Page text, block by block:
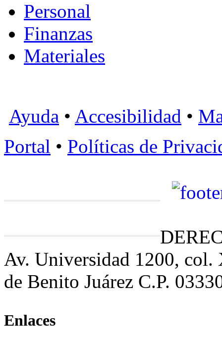
Personal
Finanzas
Materiales
Ayuda • Accesibilidad •
Portal • Políticas de
Av. Universidad 1200,
de Benito Juárez C.P.
Enlaces